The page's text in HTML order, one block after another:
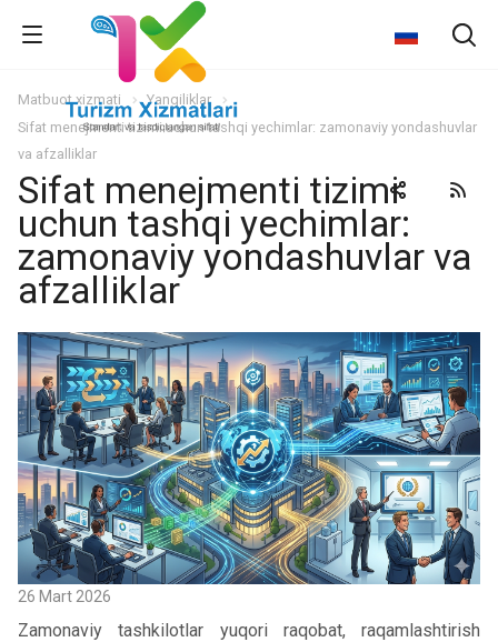
Matbuot xizmati
Yangiliklar
Sifat menejmenti tizimi uchun tashqi yechimlar: zamonaviy yondashuvlar
va afzalliklar
Sifat menejmenti tizimi
uchun tashqi yechimlar:
zamonaviy yondashuvlar va
afzalliklar
26 Mart 2026
Zamonaviy tashkilotlar yuqori raqobat, raqamlashtirish